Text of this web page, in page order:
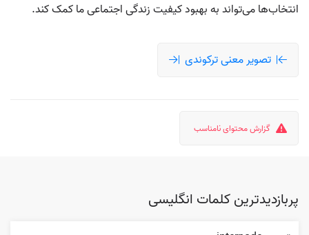
انتخاب‌ها می‌تواند به بهبود کیفیت زندگی اجتماعی ما کمک کند.
تصویر معنی ترکوندی
گزارش محتوای نامناسب
پربازدیدترین کلمات انگلیسی